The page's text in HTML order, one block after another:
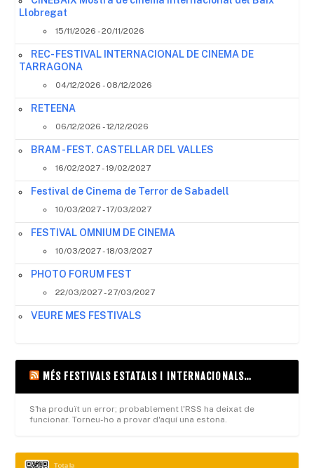
Llobregat
15/11/2026 - 20/11/2026
REC- FESTIVAL INTERNACIONAL DE CINEMA DE
TARRAGONA
04/12/2026 - 08/12/2026
RETEENA
06/12/2026 - 12/12/2026
BRAM - FEST. CASTELLAR DEL VALLES
16/02/2027 - 19/02/2027
Festival de Cinema de Terror de Sabadell
10/03/2027 - 17/03/2027
FESTIVAL OMNIUM DE CINEMA
10/03/2027 - 18/03/2027
PHOTO FORUM FEST
22/03/2027 - 27/03/2027
VEURE MES FESTIVALS
MÉS FESTIVALS ESTATALS I INTERNACIONALS…
S'ha produït un error; probablement l'RSS ha deixat de
funcionar. Torneu-ho a provar d'aquí una estona.